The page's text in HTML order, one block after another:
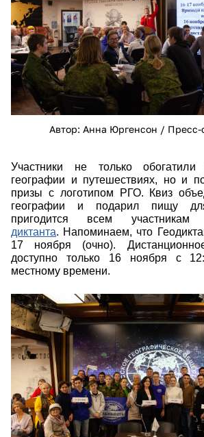
Автор: Анна Юргенсон /
Участники не только
географии и путешествиях, но и
призы с логотипом РГО. Квиз
географии и подарил пищу
пригодится всем участникам
диктанта. Напоминаем, что
17 ноября (очно).
доступно только 16 ноября с
местному времени.
img_7884.jpg